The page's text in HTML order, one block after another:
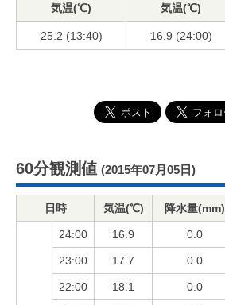
気温(℃)
気温(℃)
25.2 (13:40) 16.9 (24:00)
60分観測値 (2015年07月05日)
日時 気温(℃) 降水量(mm)
24:00 16.9 0.0
23:00 17.7 0.0
22:00 18.1 0.0